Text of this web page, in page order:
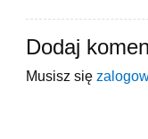
Dodaj
Musisz się